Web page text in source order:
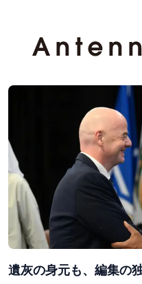
遺灰の身元も、編集の